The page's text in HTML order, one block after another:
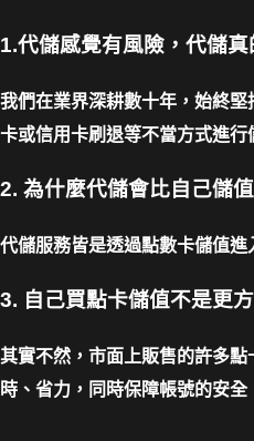
1.代儲感覺有風險，代儲真
我們在業界深耕數十年，始終
卡或信用卡刷退等不當方式進行
2. 為什麼代儲會比自己儲
代儲服務皆是透過點數卡儲值
3. 自己買點卡儲值不是更
其實不然，市面上販售的許多
時、省力，同時保障帳號的安全